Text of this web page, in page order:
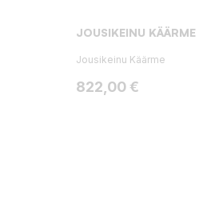
JOUSIKEINU KÄÄRME
Jousikeinu Käärme
Hinta
822,00 €